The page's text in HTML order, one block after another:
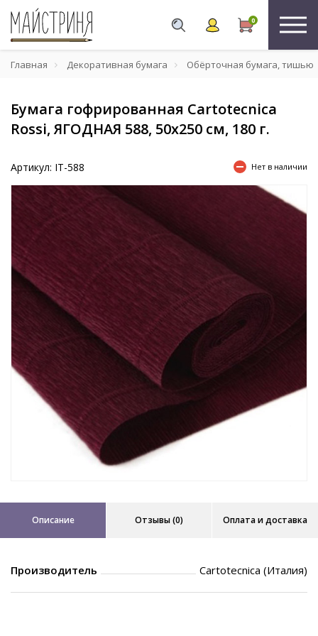
0
Главная Декоративная бумага Обёрточная бумага, тишью
Бумага гофрированная Cartotecnica
Rossi, ЯГОДНАЯ 588, 50х250 см, 180 г.
Артикул: IT-588 Нет в наличии
Описание Отзывы (0) Оплата и доставка
Производитель Сartotecnica (Италия)